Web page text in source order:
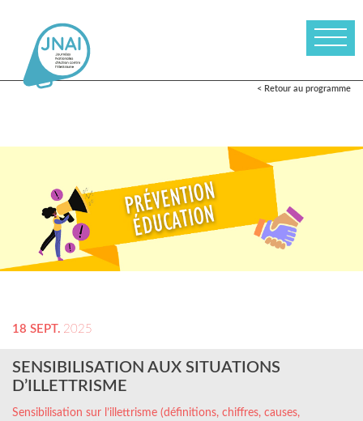
< Retour au programme
18 SEPT. 2025
SENSIBILISATION AUX SITUATIONS
D’ILLETTRISME
Sensibilisation sur l’illettrisme (définitions, chiffres, causes,